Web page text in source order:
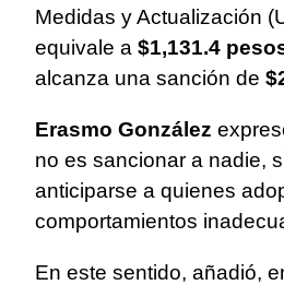
Medidas y Actualización
equivale a $1,131.4
alcanza una sanción de
Erasmo González
no es sancionar a nadie,
anticiparse a quienes
comportamientos
En este sentido, añadió,